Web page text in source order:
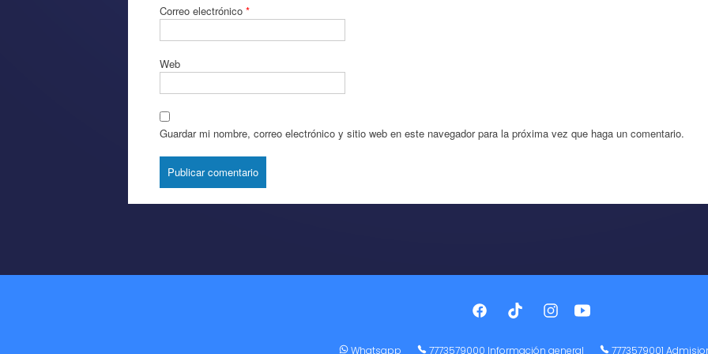
Correo electrónico *
Web
Guardar mi nombre, correo electrónico y sitio web en este navegador para la próxima vez que haga un comentario.
Whatsapp 7773579000 Información general 7773579001